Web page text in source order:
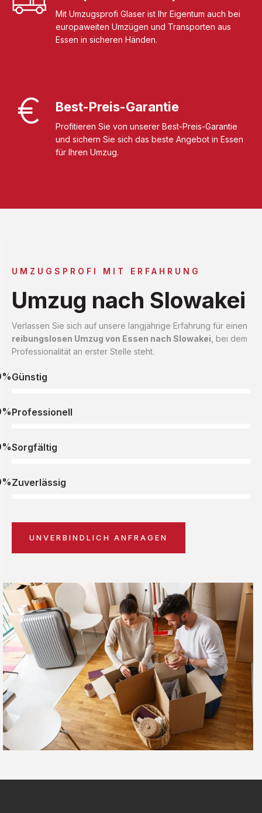
Mit Umzugsprofi Glaser ist Ihr Eigentum auch bei
europaweiten Umzügen und Transporten aus
Essen in sicheren Händen.
Best-Preis-Garantie
Profitieren Sie von unserer Best-Preis-Garantie
und sichern Sie sich das beste Angebot in Essen
für Ihren Umzug.
UMZUGSPROFI MIT ERFAHRUNG
Umzug nach Slowakei
Verlassen Sie sich auf unsere langjährige Erfahrung für einen
reibungslosen Umzug von Essen nach Slowakei , bei dem
Professionalität an erster Stelle steht.
Günstig
Professionell
Sorgfältig
Zuverlässig
UNVERBINDLICH ANFRAGEN